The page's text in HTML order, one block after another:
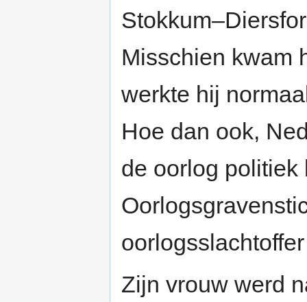
Misschien kwam
werkte hij
Hoe dan ook,
de oorlog politiek
Zijn vrouw werd